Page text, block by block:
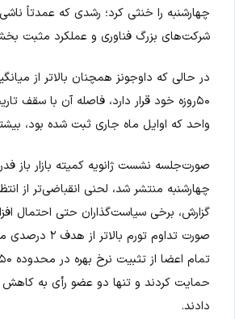
چهارشنبه را خنثی کرد؛ رشدی که عمدتاً
شرکت‌های بزرگ فناوری و عملکرد مثبت
در حالی که داوجونز همچنان بالاتر از
واحد که اوایل ماه جاری ثبت شده بود،
صورت‌جلسه نشست ژانویه کمیته بازار باز
چهارشنبه منتشر شد، لحنی انقباضی‌تر از
گزارش، برخی سیاست‌گذاران حتی احتمال
صورت تداوم تورم
دادند.